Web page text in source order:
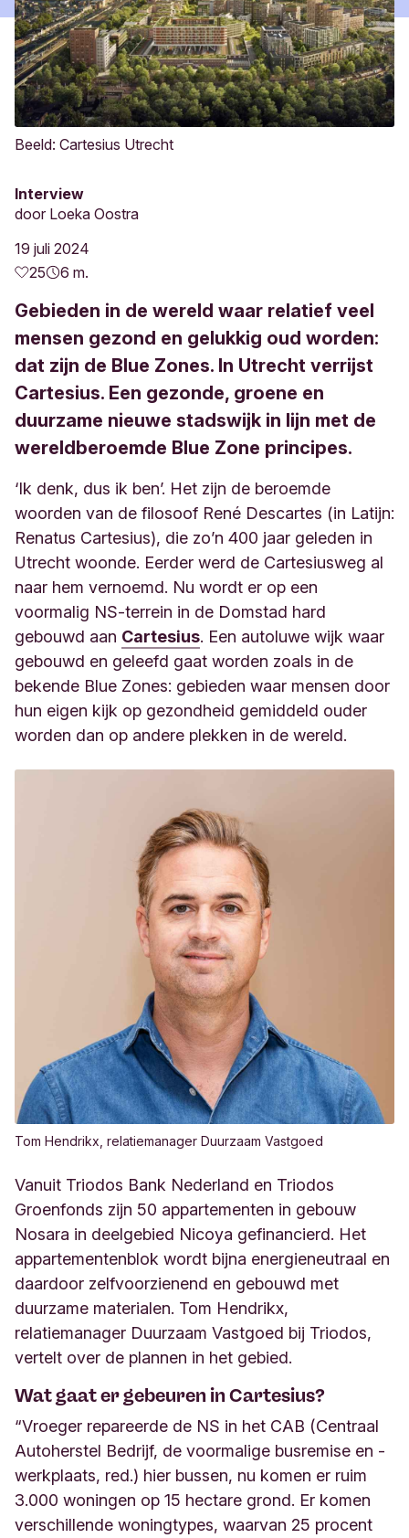
Beeld: Cartesius Utrecht
Interview
door Loeka Oostra
19 juli 2024
25
6 m.
Gebieden in de wereld waar relatief veel
mensen gezond en gelukkig oud worden:
dat zijn de Blue Zones. In Utrecht verrijst
Cartesius. Een gezonde, groene en
duurzame nieuwe stadswijk in lijn met de
wereldberoemde Blue Zone principes.
‘Ik denk, dus ik ben’. Het zijn de beroemde
woorden van de filosoof René Descartes (in Latijn:
Renatus Cartesius), die zo’n 400 jaar geleden in
Utrecht woonde. Eerder werd de Cartesiusweg al
naar hem vernoemd. Nu wordt er op een
voormalig NS-terrein in de Domstad hard
gebouwd aan Cartesius. Een autoluwe wijk waar
gebouwd en geleefd gaat worden zoals in de
bekende Blue Zones: gebieden waar mensen door
hun eigen kijk op gezondheid gemiddeld ouder
worden dan op andere plekken in de wereld.
Tom Hendrikx, relatiemanager Duurzaam Vastgoed
Vanuit Triodos Bank Nederland en Triodos
Groenfonds zijn 50 appartementen in gebouw
Nosara in deelgebied Nicoya gefinancierd. Het
appartementenblok wordt bijna energieneutraal en
daardoor zelfvoorzienend en gebouwd met
duurzame materialen. Tom Hendrikx,
relatiemanager Duurzaam Vastgoed bij Triodos,
vertelt over de plannen in het gebied.
Wat gaat er gebeuren in Cartesius?
“Vroeger repareerde de NS in het CAB (Centraal
Autoherstel Bedrijf, de voormalige busremise en -
werkplaats, red.) hier bussen, nu komen er ruim
3.000 woningen op 15 hectare grond. Er komen
verschillende woningtypes, waarvan 25 procent